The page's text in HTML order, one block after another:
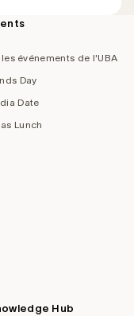
les événements de l'UBA
Day
Date
Lunch
Hub